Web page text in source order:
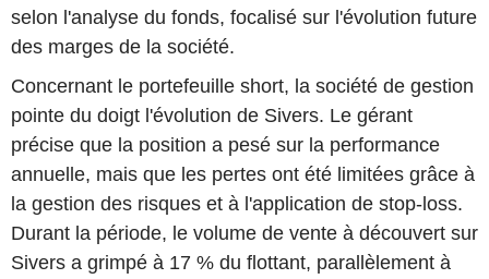
selon l'analyse du fonds, focalisé sur l'évolution future
des marges de la société.
Concernant le portefeuille short, la société de gestion
pointe du doigt l'évolution de Sivers. Le gérant
précise que la position a pesé sur la performance
annuelle, mais que les pertes ont été limitées grâce à
la gestion des risques et à l'application de stop-loss.
Durant la période, le volume de vente à découvert sur
Sivers a grimpé à 17 % du flottant, parallèlement à